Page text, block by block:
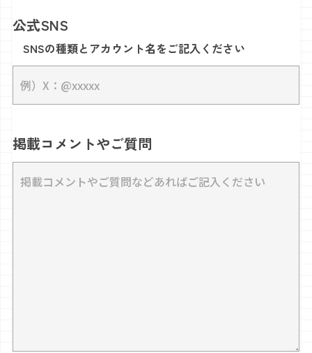
公式SNS
SNSの種類とアカウント名をご記入ください
掲載コメントやご質問